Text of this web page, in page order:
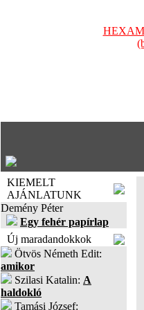
KIEMELT
AJÁNLATUNK
Demény Péter
Egy fehér papírlap
Új maradandokkok
Ötvös Németh Edit:
amikor
Szilasi Katalin: A
haldokló
Tamási József: